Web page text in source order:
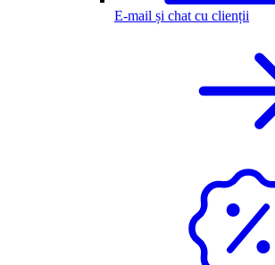
E-mail și chat cu clienții